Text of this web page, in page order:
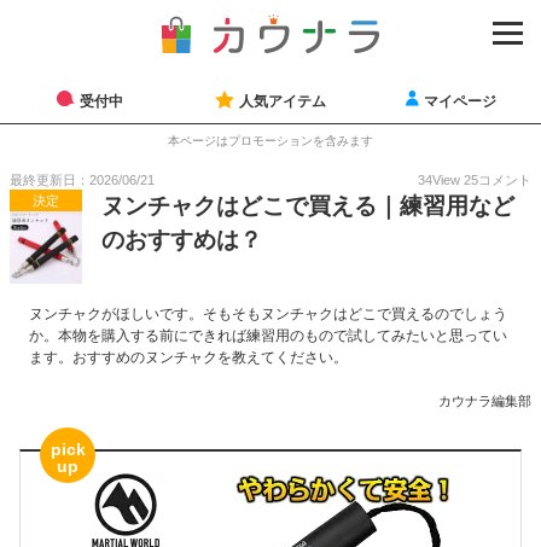
受付中 人気アイテム マイページ
本ページはプロモーションを含みます
最終更新日：2026/06/21 34View 25コメント
決定
ヌンチャクはどこで買える｜練習用など
のおすすめは？
ヌンチャクがほしいです。そもそもヌンチャクはどこで買えるのでしょう
か。本物を購入する前にできれば練習用のもので試してみたいと思ってい
ます。おすすめのヌンチャクを教えてください。
カウナラ編集部
pick
up